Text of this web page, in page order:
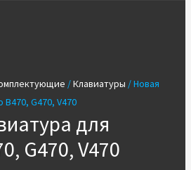
/Клавиатуры / Новая
G470, V470
для
G470, V470